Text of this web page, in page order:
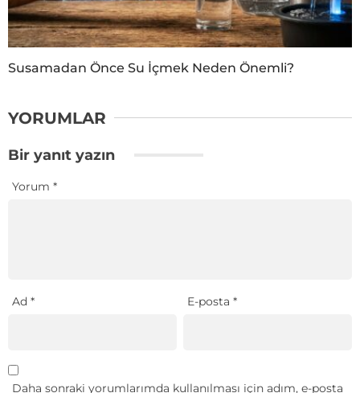
Susamadan Önce Su İçmek Neden Önemli?
YORUMLAR
Bir yanıt yazın
Yorum *
Ad * E-posta*
Daha sonraki yorumlarımda kullanılması için adım, e-posta